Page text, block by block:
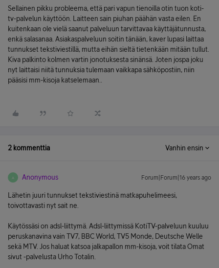
Sellainen pikku probleema, että pari vapun tienoilla otin tuon koti-
tv-palvelun käyttöön. Laitteen sain piuhan päähän vasta eilen. En
kuitenkaan ole vielä saanut palveluun tarvittavaa käyttäjätunnusta,
enkä salasanaa. Asiakaspalveluun soitin tänään, kaver lupasi laittaa
tunnukset tekstiviestillä, mutta eihän sieltä tietenkään mitään tullut.
Kiva palkinto kolmen vartin jonotuksesta sinänsä. Joten jospa joku
nyt laittaisi niitä tunnuksia tulemaan vaikkapa sähköpostiin, niin
pääsisi mm-kisoja katselemaan..
2 kommenttia Vanhin ensin
A Anonymous Forum|Forum|16 years ago
Lähetin juuri tunnukset tekstiviestinä matkapuhelimeesi,
toivottavasti nyt sait ne.
Käytössäsi on adsl-liittymä. Adsl-liittymissä KotiTV-palveluun kuuluu
peruskanavina vain TV7, BBC World, TV5 Monde, Deutsche Welle
sekä MTV. Jos haluat katsoa jalkapallon mm-kisoja, voit tilata Omat
sivut -palvelusta Urho Totalin.